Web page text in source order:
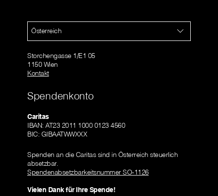
Österreich
Storchengasse 1/E1 05
1150 Wien
Kontakt
Spendenkonto
Caritas
IBAN: AT23 2011 1000 0123 4560
BIC: GIBAATWWXXX
Spenden an die Caritas sind in Österreich steuerlich
absetzbar.
Spendenabsetzbarkeitsnummer SO-1126
Vielen Dank für Ihre Spende!